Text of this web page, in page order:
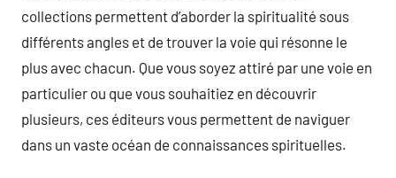
collections permettent d’aborder la spiritualité sous
différents angles et de trouver la voie qui résonne le
plus avec chacun. Que vous soyez attiré par une voie en
particulier ou que vous souhaitiez en découvrir
plusieurs, ces éditeurs vous permettent de naviguer
dans un vaste océan de connaissances spirituelles.